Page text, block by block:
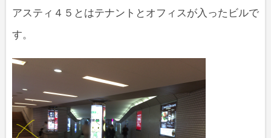
アスティ４５とはテナントとオフィスが入ったビルで
す。